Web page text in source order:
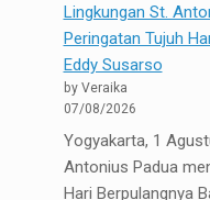
Lingkungan St.
Peringatan Tujuh
Eddy Susarso
by Veraika
07/08/2026
Yogyakarta, 1
Antonius Padua
Hari Berpulangnya